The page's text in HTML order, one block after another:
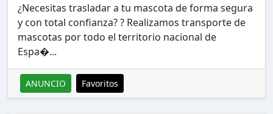
¿Necesitas trasladar a tu mascota de forma segura
y con total confianza? ? Realizamos transporte de
mascotas por todo el territorio nacional de
Espa�...
ANUNCIO Favoritos